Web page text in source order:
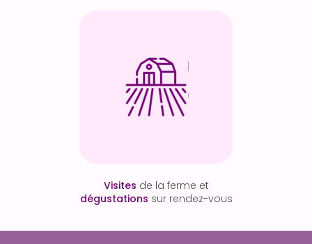
Visites de la ferme et
dégustations sur rendez-vous